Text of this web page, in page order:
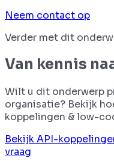
Neem contact op
Verder met dit
Van kennis
Wilt u dit onderwerp
organisatie? Bekijk
koppelingen & low-
BekijkAPI-
vraag